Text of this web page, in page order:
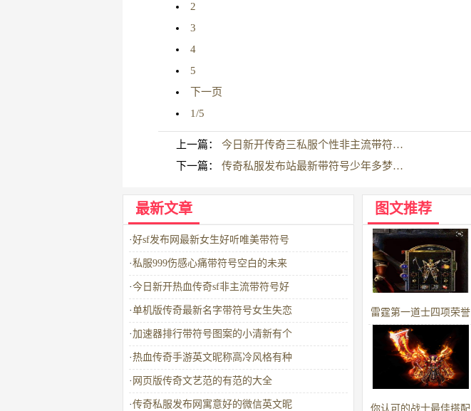
2
3
4
5
下一页
1/5
上一篇： 今日新开传奇三私服个性非主流带符…
下一篇： 传奇私服发布站最新带符号少年多梦…
最新文章
·好sf发布网最新女生好听唯美带符号
·私服999伤感心痛带符号空白的未来
·今日新开热血传奇sf非主流带符号好
·单机版传奇最新名字带符号女生失恋
·加速器排行带符号图案的小清新有个
·热血传奇手游英文昵称高冷风格有种
· 网页版传奇文艺范的有范的大全
·传奇私服发布网寓意好的微信英文昵
图文推荐
雷霆第一道士四项荣誉
足以跻身名人
你认可的战士最佳搭配